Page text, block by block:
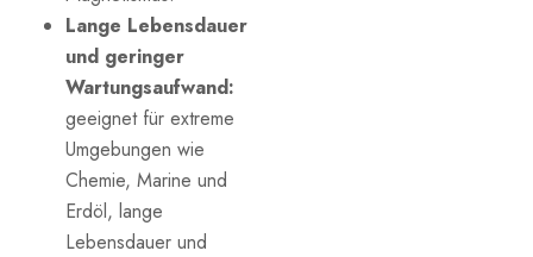
Lange Lebensdauer
und geringer
Wartungsaufwand:
geeignet für extreme
Umgebungen wie
Chemie, Marine und
Erdöl, lange
Lebensdauer und